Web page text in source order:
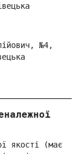
№4,
якості (має